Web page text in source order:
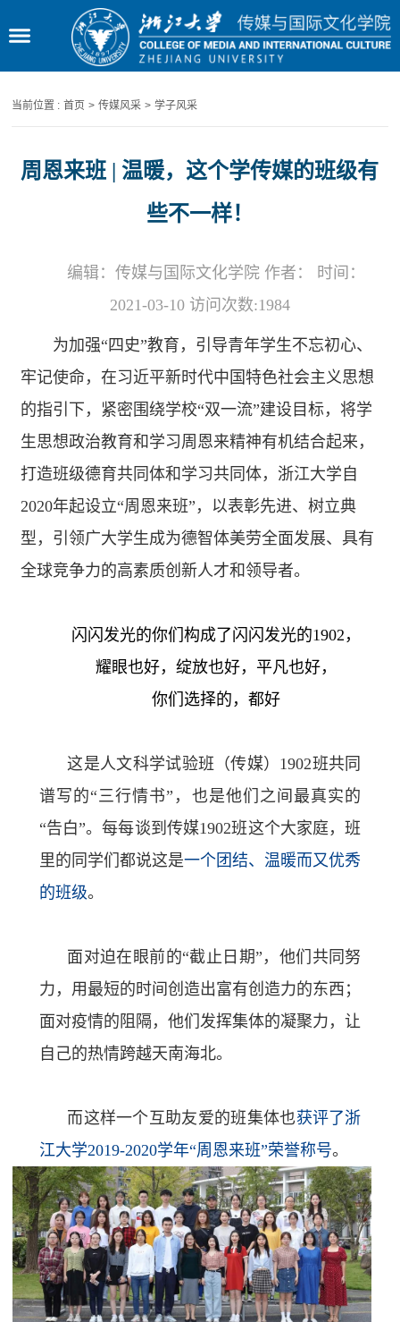
当前位置 : 首页 > 传媒风采 > 学子风采
周恩来班 | 温暖，这个学传媒的班级有
些不一样！
编辑：传媒与国际文化学院 作者： 时间：
2021-03-10 访问次数:1984
为加强“四史”教育，引导青年学生不忘初心、
牢记使命，在习近平新时代中国特色社会主义思想
的指引下，紧密围绕学校“双一流”建设目标，将学
生思想政治教育和学习周恩来精神有机结合起来，
打造班级德育共同体和学习共同体，浙江大学自
2020年起设立“周恩来班”，以表彰先进、树立典
型，引领广大学生成为德智体美劳全面发展、具有
全球竞争力的高素质创新人才和领导者。
闪闪发光的你们构成了闪闪发光的1902 ，
耀眼也好，绽放也好，平凡也好，
你们选择的，都好
这是人文科学试验班（传媒） 1902班共同
谱写的“三行情书”，也是他们之间最真实的
“告白”。每每谈到传媒1902班这个大家庭，班
里的同学们都说这是一个团结、温暖而又优秀
的班级。
面对迫在眼前的“截止日期”，他们共同努
力，用最短的时间创造出富有创造力的东西；
面对疫情的阻隔，他们发挥集体的凝聚力，让
自己的热情跨越天南海北。
而这样一个互助友爱的班集体也获评了浙
江大学2019-2020学年“周恩来班”荣誉称号。